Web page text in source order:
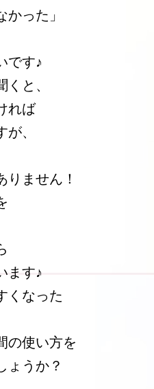
った」
です♪
と、
れば
、
りません！
ます♪
くなった
の使い方を
ょうか？